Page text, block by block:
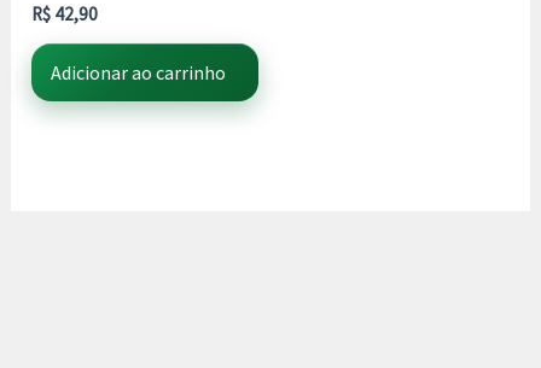
R$ 42,90
Adicionar ao carrinho